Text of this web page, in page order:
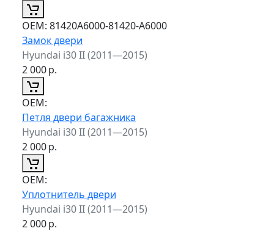
ОЕМ: 81420A6000-81420-A6000
Замок двери
Hyundai i30 II (2011—2015)
2 000р.
ОЕМ:
Петля двери багажника
Hyundai i30 II (2011—2015)
2 000р.
ОЕМ:
Уплотнитель двери
Hyundai i30 II (2011—2015)
2 000р.